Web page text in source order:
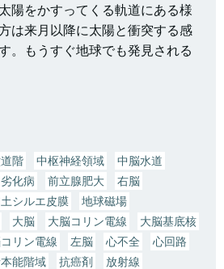
陽をかすってくる軌道にある様
は来月以降に太陽と衝突する感
。もうすぐ地球でも発見される
階 中枢神経領域
中脳水道
化病 前立腺肥大
右脳
シルエ皮膜
地球磁場
大脳 大脳コリン電線
大脳基底核
リン電線 左脳 心不全
心回路
能階域 抗癌剤
放射線